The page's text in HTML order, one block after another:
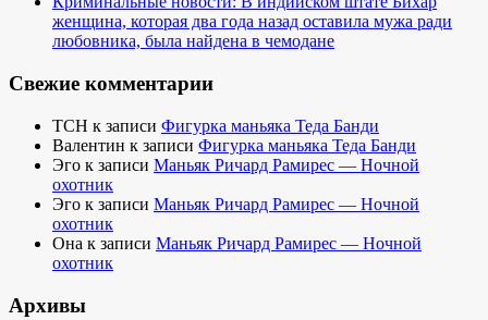
женщина, которая два года назад оставила мужа ради
любовника, была найдена в чемодане
Свежие комментарии
TCH к записи Фигурка маньяка Теда Банди
Валентин к записи Фигурка маньяка Теда Банди
Эго к записи Маньяк Ричард Рамирес — Ночной
охотник
Эго к записи Маньяк Ричард Рамирес — Ночной
охотник
Она к записи Маньяк Ричард Рамирес — Ночной
охотник
Архивы